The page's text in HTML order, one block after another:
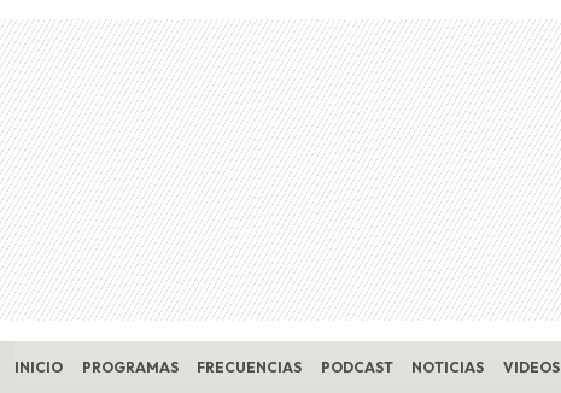
Skip to main content
INICIO PROGRAMAS FRECUENCIAS PODCAST NOTICIAS VIDEOS